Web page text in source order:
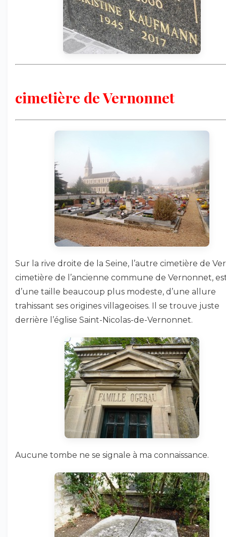
cimetière de Vernonnet
Sur la rive droite de la Seine, l’autre cimetière de
cimetière de l’ancienne commune de Vernonnet,
d’une taille beaucoup plus modeste, d’une allure
trahissant ses origines villageoises. Il se trouve juste
derrière l’église Saint-Nicolas-de-Vernonnet.
Aucune tombe ne se signale à ma connaissance.